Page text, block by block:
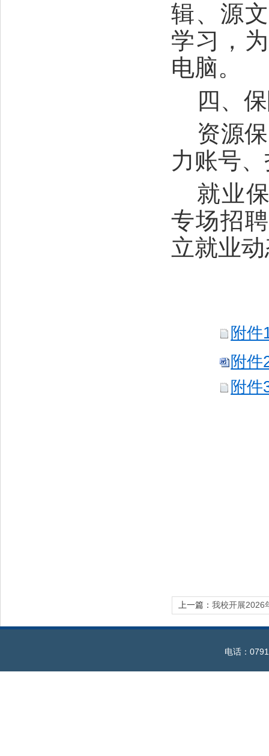
辑、源
学习，
电脑。
四、
资源
力账号
就业
专场招
立就业
附件
附件
附件
上一篇： 我校开展2026
电话：